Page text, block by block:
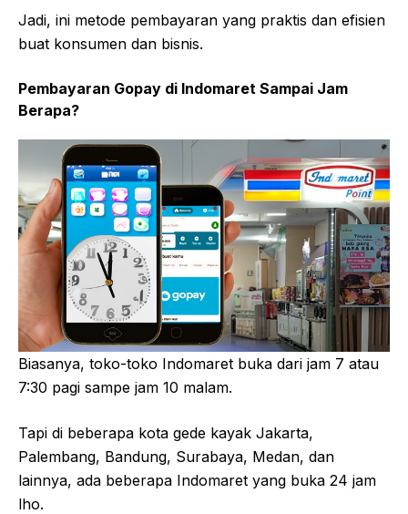
Jadi, ini metode pembayaran yang praktis dan efisien
buat konsumen dan bisnis.
Pembayaran Gopay di Indomaret Sampai Jam
Berapa?
Biasanya, toko-toko Indomaret buka dari jam 7 atau
7:30 pagi sampe jam 10 malam.
Tapi di beberapa kota gede kayak Jakarta,
Palembang, Bandung, Surabaya, Medan, dan
lainnya, ada beberapa Indomaret yang buka 24 jam
lho.